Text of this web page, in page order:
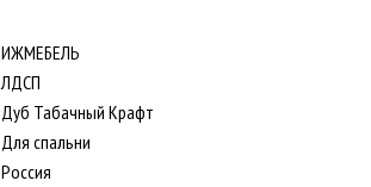
ИЖМЕБЕЛЬ
ЛДСП
Дуб Табачный Крафт
Для спальни
Россия